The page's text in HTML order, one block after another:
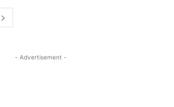
- Advertisement -